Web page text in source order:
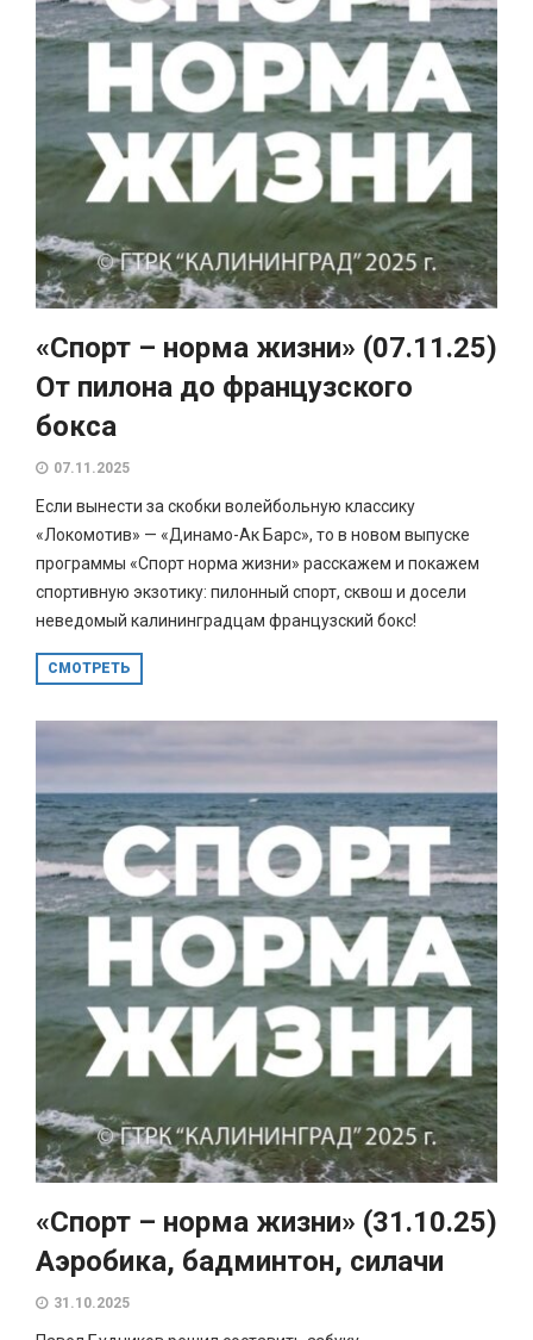
«Спорт – норма жизни» (07.11.25)
От пилона до французского
бокса
07.11.2025
Если вынести за скобки волейбольную классику
«Локомотив» — «Динамо-Ак Барс», то в новом выпуске
программы «Спорт норма жизни» расскажем и покажем
спортивную экзотику: пилонный спорт, сквош и досели
неведомый калининградцам французский бокс!
СМОТРЕТЬ
«Спорт – норма жизни» (31.10.25)
Аэробика, бадминтон, силачи
31.10.2025